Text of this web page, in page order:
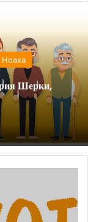
Шерки,